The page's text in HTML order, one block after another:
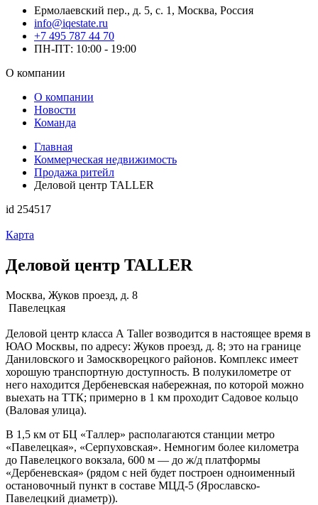
Ермолаевский пер., д. 5, с. 1, Москва, Россия
info@iqestate.ru
+7 495 787 44 70
ПН-ПТ: 10:00 - 19:00
О компании
О компании
Новости
Команда
Главная
Коммерческая недвижимость
Продажа ритейл
Деловой центр TALLER
id 254517
Карта
Деловой центр TALLER
Москва, Жуков проезд, д. 8
Павелецкая
Деловой центр класса А Taller возводится в настоящее время в
ЮАО Москвы, по адресу: Жуков проезд, д. 8; это на границе
Даниловского и Замоскворецкого районов. Комплекс имеет
хорошую транспортную доступность. В полукилометре от
него находится Дербеневская набережная, по которой можно
выехать на ТТК; примерно в 1 км проходит Садовое кольцо
(Валовая улица).
В 1,5 км от БЦ «Таллер» располагаются станции метро
«Павелецкая», «Серпуховская». Немногим более километра
до Павелецкого вокзала, 600 м — до ж/д платформы
«Дербеневская» (рядом с ней будет построен одноименный
остановочный пункт в составе МЦД-5 (Ярославско-
Павелецкий диаметр)).